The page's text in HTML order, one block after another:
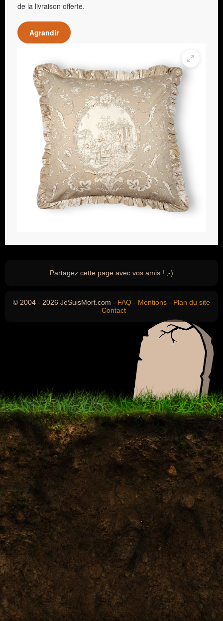
de la livraison offerte.
Agrandir
Partagez cette page avec vos amis ! ;-)
© 2004 - 2026 JeSuisMort.com - FAQ - Mentions - Plan du site
- Contact